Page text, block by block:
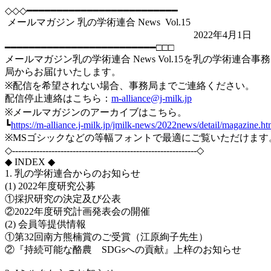
◇◇◇━━━━━━━━━━━━━━━━━━━━━━━━━
メールマガジン 乳の学術連合 News Vol.15
2022年4月1日
━━━━━━━━━━━━━━━━━━━━━━━━━□□□
メールマガジン乳の学術連合 News Vol.15を乳の学術連合事務
局からお届けいたします。
※配信を希望されない場合、事務局までご連絡ください。
配信停止連絡はこちら： m-alliance@j-milk.jp
※メールマガジンのアーカイブはこちら。
┗https://m-alliance.j-milk.jp/jmilk-news/2022news/detail/
※MSゴシックなどの等幅フォントで最適にご覧いただけます
◇-------------------------------------------------------------◇
◆ INDEX ◆
1. 乳の学術連合からのお知らせ
(1) 2022年度研究公募
①採択研究の決定及び公表
②2022年度研究計画発表会の開催
(2) 会員等提供情報
①第32回南方熊楠賞のご受賞（江原絢子先生）
②『持続可能な酪農 SDGsへの貢献』上梓のお知らせ